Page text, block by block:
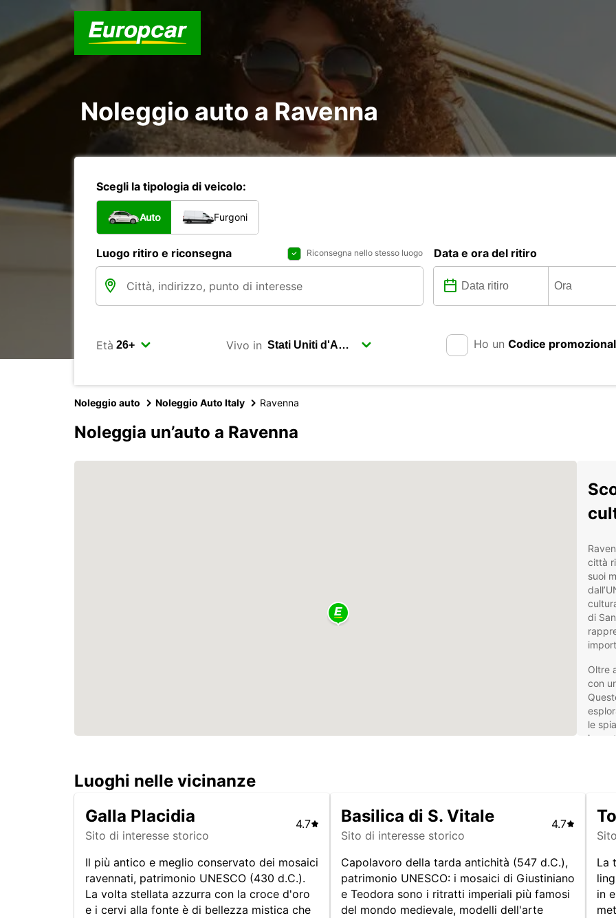
Noleggio auto a Ravenna
Scegli la tipologia di veicolo:
Auto Furgoni
Luogo ritiro e riconsegna Riconsegna nello stesso luogo Data e ora del ritiro
Età Vivo in Ho un Codice
Noleggio auto Noleggio Auto Italy Ravenna
Noleggia un’auto a Ravenna
città
suoi
di
Oltre
con
le
tu
Luoghi nelle vicinanze
Galla Placidia
Sito di interesse storico
4.7
Il più antico e meglio conservato dei mosaici
ravennati, patrimonio UNESCO (430 d.C.).
La volta stellata azzurra con la croce d'oro
e i cervi alla fonte è di bellezza mistica che
Basilica di S. Vitale
Sito di interesse storico
4.7
Capolavoro della tarda antichità (547 d.C.),
patrimonio UNESCO: i mosaici di Giustiniano
e Teodora sono i ritratti imperiali più famosi
del mondo medievale, modelli dell'arte
La
in